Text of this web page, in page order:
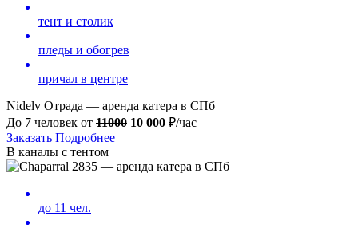
тент и столик
пледы и обогрев
причал в центре
Nidelv Отрада — аренда катера в СПб
До 7 человек от 11000 10 000 ₽/час
Заказать Подробнее
В каналы с тентом
до 11 чел.